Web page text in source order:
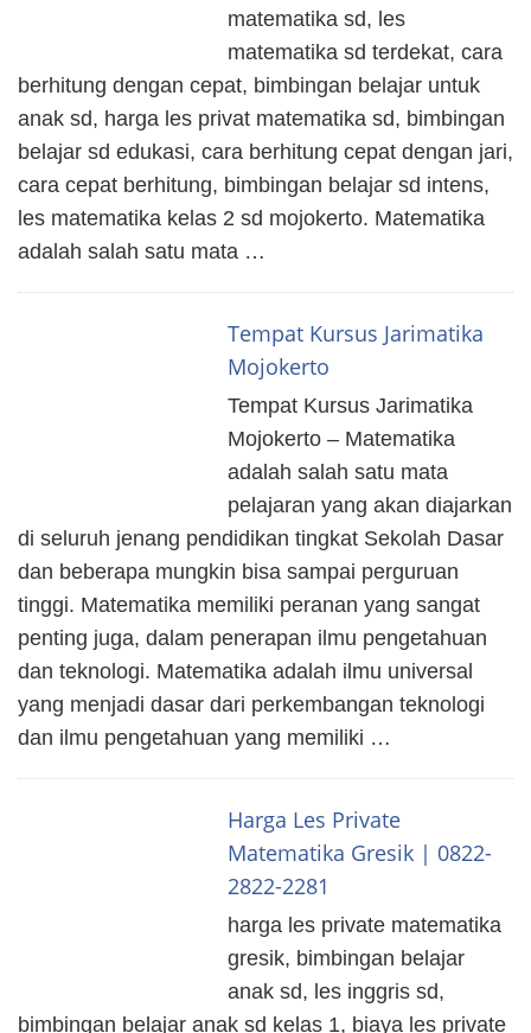
matematika sd, les
matematika sd terdekat, cara
berhitung dengan cepat, bimbingan belajar untuk
anak sd, harga les privat matematika sd, bimbingan
belajar sd edukasi, cara berhitung cepat dengan jari,
cara cepat berhitung, bimbingan belajar sd intens,
les matematika kelas 2 sd mojokerto. Matematika
adalah salah satu mata …
Tempat Kursus Jarimatika
Mojokerto
Tempat Kursus Jarimatika
Mojokerto – Matematika
adalah salah satu mata
pelajaran yang akan diajarkan
di seluruh jenang pendidikan tingkat Sekolah Dasar
dan beberapa mungkin bisa sampai perguruan
tinggi. Matematika memiliki peranan yang sangat
penting juga, dalam penerapan ilmu pengetahuan
dan teknologi. Matematika adalah ilmu universal
yang menjadi dasar dari perkembangan teknologi
dan ilmu pengetahuan yang memiliki …
Harga Les Private
Matematika Gresik | 0822-
2822-2281
harga les private matematika
gresik, bimbingan belajar
anak sd, les inggris sd,
bimbingan belajar anak sd kelas 1, biaya les private